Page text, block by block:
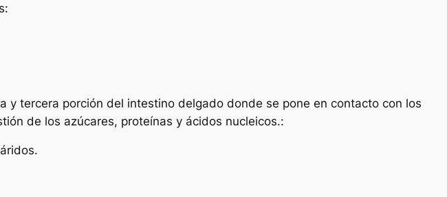
y tercera porción del intestino delgado donde se pone en contacto con los
de los azúcares, proteínas y ácidos nucleicos.: